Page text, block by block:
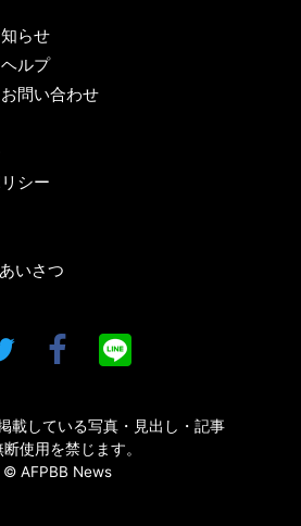
らせ
ルプ
問い合わせ
シー
いさつ
載している写真・見出し・記事
使用を禁じます。
© AFPBB News